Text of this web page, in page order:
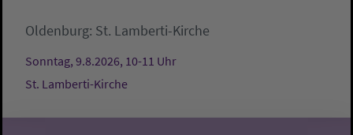
Oldenburg: St. Lamberti-Kirche
Sonntag, 9.8.2026, 10-11 Uhr
St. Lamberti-Kirche